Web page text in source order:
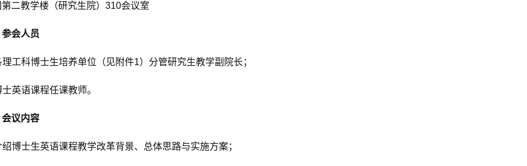
二教学楼（研究生院）310会议室
参会人员
理工科博士生培养单位（见附件1）分管研究生教学副院长；
士英语课程任课教师。
会议内容
绍博士生英语课程教学改革背景、总体思路与实施方案；